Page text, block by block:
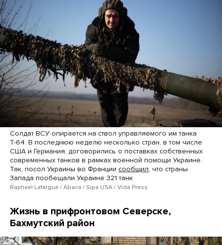
Солдат ВСУ опирается на ствол управляемого им танка
Т-64. В последнюю неделю несколько стран, в том числе
США и Германия, договорились о поставках собственных
современных танков в рамках военной помощи Украине.
Так, посол Украины во Франции сообщил, что страны
Запада пообещали Украине 321 танк
Raphael Lafargue / Abac​a / Sipa USA / Vida Press
Жизнь в прифронтовом Северске,
Бахмутский район